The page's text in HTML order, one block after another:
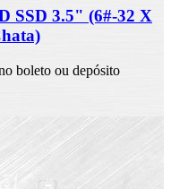
SSD 3.5" (6#-32 X
boleto ou depósito